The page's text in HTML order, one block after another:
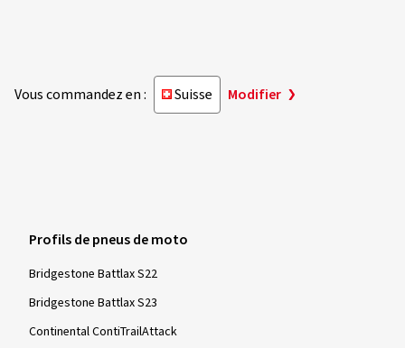
Vous commandez en : Suisse Modifier
Profils de pneus de moto
Bridgestone Battlax S22
Bridgestone Battlax S23
Continental ContiTrailAttack